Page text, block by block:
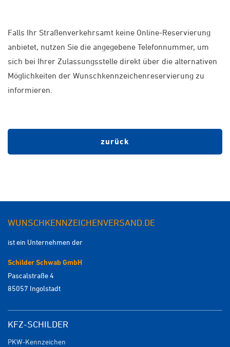
Falls Ihr Straßenverkehrsamt keine Online-Reservierung
anbietet, nutzen Sie die angegebene Telefonnummer, um
sich bei Ihrer Zulassungsstelle direkt über die alternativen
Möglichkeiten der Wunschkennzeichenreservierung zu
informieren.
zurück
WUNSCHKENNZEICHENVERSAND.DE
ist ein Unternehmen der
Schilder Schwab GmbH
Pascalstraße 4
85057 Ingolstadt
KFZ-SCHILDER
PKW-Kennzeichen